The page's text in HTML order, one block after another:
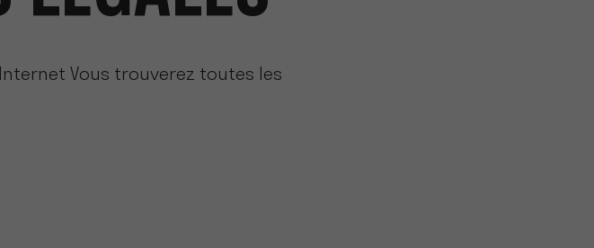
Vous trouverez toutes les